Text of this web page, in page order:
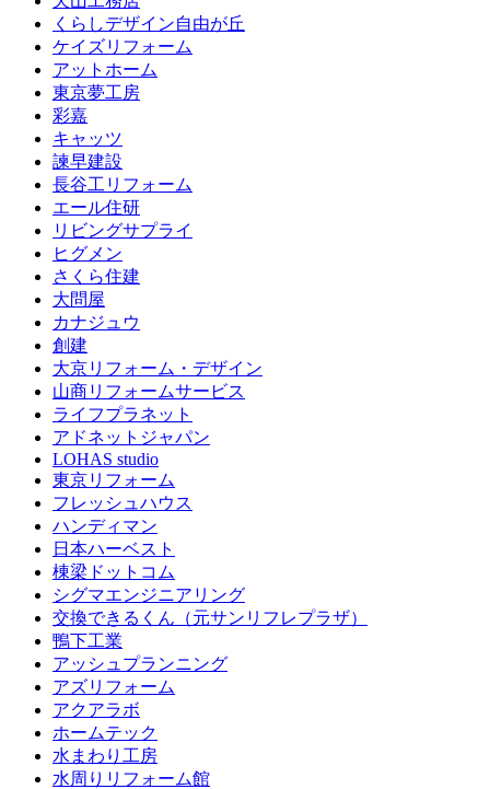
くらしデザイン自由が丘
ケイズリフォーム
アットホーム
東京夢工房
彩嘉
キャッツ
諫早建設
長谷工リフォーム
エール住研
リビングサプライ
ヒグメン
さくら住建
大問屋
カナジュウ
創建
大京リフォーム・デザイン
山商リフォームサービス
ライフプラネット
アドネットジャパン
LOHAS studio
東京リフォーム
フレッシュハウス
ハンディマン
日本ハーベスト
棟梁ドットコム
シグマエンジニアリング
交換できるくん（元サンリフレプラザ）
鴨下工業
アッシュプランニング
アズリフォーム
アクアラボ
ホームテック
水まわり工房
水周りリフォーム館